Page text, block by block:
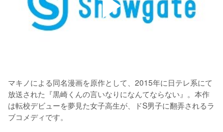
マキノによる同名漫画を原作として、2015年に日テレ系にて
放送された『黒崎くんの言いなりになんてならない』。本作
は転校デビューを夢見た女子高生が、ドS男子に翻弄されるラ
ブコメディです。